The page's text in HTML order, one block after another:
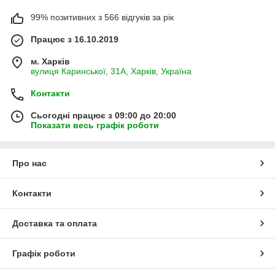
99% позитивних з 566 відгуків за рік
Працює з 16.10.2019
м. Харків
вулиця Каринської, 31А, Харків, Україна
Контакти
Сьогодні працює з 09:00 до 20:00
Показати весь графік роботи
Про нас
Контакти
Доставка та оплата
Графік роботи